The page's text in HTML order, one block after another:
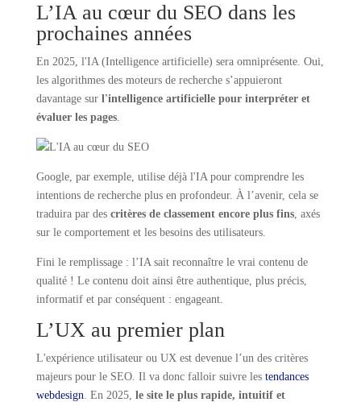
L’IA au cœur du SEO dans les
prochaines années
En 2025, l'IA (Intelligence artificielle) sera omniprésente. Oui,
les algorithmes des moteurs de recherche s’appuieront
davantage sur l'intelligence artificielle pour interpréter et
évaluer les pages.
Google, par exemple, utilise déjà l'IA pour comprendre les
intentions de recherche plus en profondeur. À l’avenir, cela se
traduira par des critères de classement encore plus fins, axés
sur le comportement et les besoins des utilisateurs.
Fini le remplissage : l’IA sait reconnaître le vrai contenu de
qualité ! Le contenu doit ainsi être authentique, plus précis,
informatif et par conséquent : engageant.
L’UX au premier plan
L'expérience utilisateur ou UX est devenue l’un des critères
majeurs pour le SEO. Il va donc falloir suivre les tendances
webdesign. En 2025, le site le plus rapide, intuitif et